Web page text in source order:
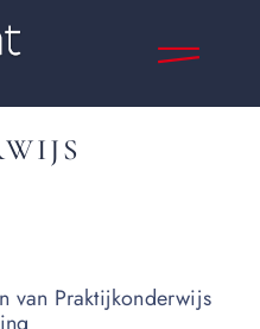
van Praktijkonderwijs